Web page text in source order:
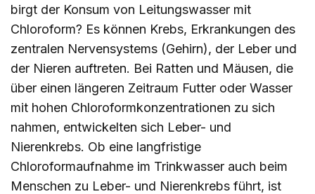
birgt der Konsum von Leitungswasser mit
Chloroform? Es können Krebs, Erkrankungen des
zentralen Nervensystems (Gehirn), der Leber und
der Nieren auftreten. Bei Ratten und Mäusen, die
über einen längeren Zeitraum Futter oder Wasser
mit hohen Chloroformkonzentrationen zu sich
nahmen, entwickelten sich Leber- und
Nierenkrebs. Ob eine langfristige
Chloroformaufnahme im Trinkwasser auch beim
Menschen zu Leber- und Nierenkrebs führt, ist